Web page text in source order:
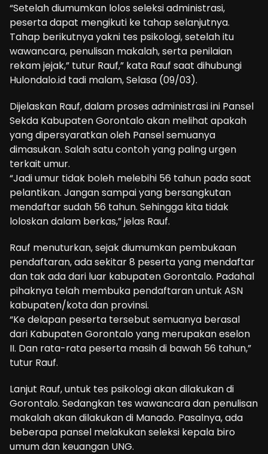
“Setelah diumumkan lolos seleksi administrasi,
peserta dapat mengikuti ke tahap selanjutnya.
Tahap berikutnya yakni tes psikologi, setelah itu
wawancara, penulisan makalah, serta penilaian
rekam jejak,” tutur Rauf,” kata Rauf saat dihubungi
Hulondalo.id tadi malam, Selasa (09/03).
Dijelaskan Rauf, dalam proses administrasi ini Pansel
Sekda Kabupaten Gorontalo akan melihat apakah
yang dipersyaratkan oleh Pansel semuanya
dimasukan. Salah satu contoh yang paling urgen
terkait umur.
“Jadi umur tidak boleh melebihi 56 tahun pada saat
pelantikan. Jangan sampai yang bersangkutan
mendaftar sudah 56 tahun. Sehingga kita tidak
loloskan dalam berkas,” jelas Rauf.
Rauf menuturkan, sejak diumumkan pembukaan
pendaftaran, ada sekitar 8 peserta yang mendaftar
dan tak ada dari luar kabupaten Gorontalo. Padahal
pihaknya telah membuka pendaftaran untuk ASN
kabupaten/kota dan provinsi.
“Ke delapan peserta tersebut semuanya berasal
dari Kabupaten Gorontalo yang merupakan eselon
II. Dan rata-rata peserta masih di bawah 56 tahun,”
tutur Rauf.
Lanjut Rauf, untuk tes psikologi akan dilakukan di
Gorontalo. Sedangkan tes wawancara dan penulisan
makalah akan dilakukan di Manado. Pasalnya, ada
beberapa pansel melakukan seleksi kepala biro
umum dan keuangan UNG.